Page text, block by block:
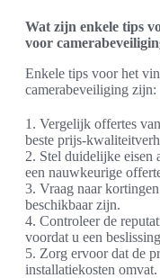
Wat zijn enkele tips
voor
Enkele tips voor het
camerabeveiliging zijn:
1. Vergelijk offertes
beste prijs-
2. Stel duidelijke eisen
een nauwkeurige
3. Vraag naar
beschikbaar zijn.
4. Controleer de
voordat u een
5. Zorg ervoor dat de
installatiekosten omvat.